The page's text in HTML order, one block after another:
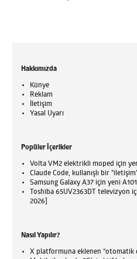
Hakkımızda
Künye
Reklam
İletişim
Yasal Uyarı
Popüler İçerikler
Volta VM2 elektrikli moped için
Claude Code, kullanışlı bir
Samsung Galaxy A37 için yeni
Toshiba 65UV2363DT televizyon
2026]
Nasıl Yapılır?
X platformuna eklenen “otomatik